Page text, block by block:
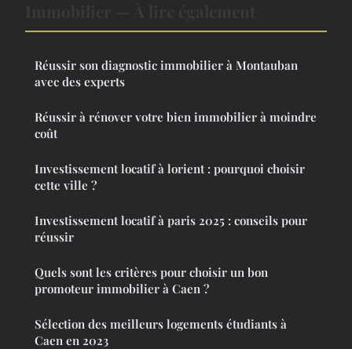
Réussir son diagnostic immobilier à Montauban
avec des experts
Réussir à rénover votre bien immobilier à moindre
coût
Investissement locatif à lorient : pourquoi choisir
cette ville ?
Investissement locatif à paris 2025 : conseils pour
réussir
Quels sont les critères pour choisir un bon
promoteur immobilier à Caen ?
Sélection des meilleurs logements étudiants à
Caen en 2023